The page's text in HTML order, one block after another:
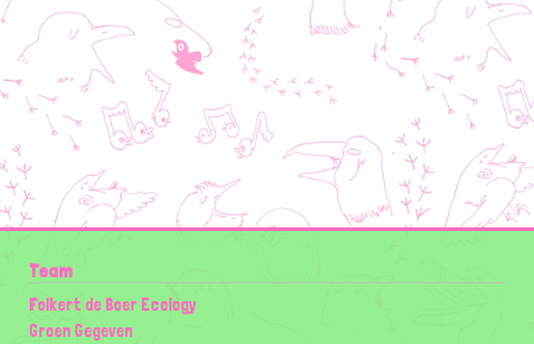
Team
Folkert de Boer Ecology
Groen Gegeven